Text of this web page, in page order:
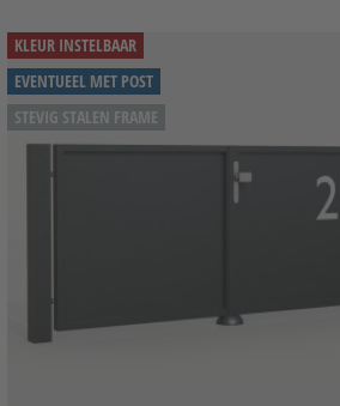
KLEUR INSTELBAAR
EVENTUEEL MET POST
STEVIG STALEN FRAME